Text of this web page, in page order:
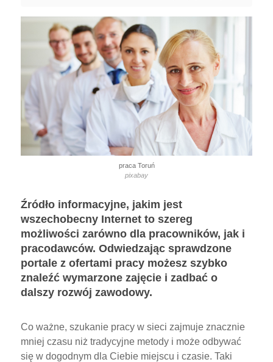
praca Toruń
pixabay
Źródło informacyjne, jakim jest
wszechobecny Internet to szereg
możliwości zarówno dla pracowników, jak i
pracodawców. Odwiedzając sprawdzone
portale z ofertami pracy możesz szybko
znaleźć wymarzone zajęcie i zadbać o
dalszy rozwój zawodowy.
Co ważne, szukanie pracy w sieci zajmuje znacznie
mniej czasu niż tradycyjne metody i może odbywać
się w dogodnym dla Ciebie miejscu i czasie. Taki